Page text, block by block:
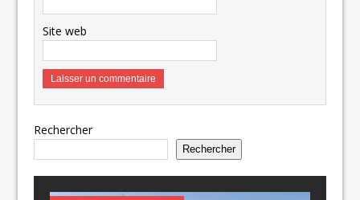
Site web
Rechercher
Rechercher